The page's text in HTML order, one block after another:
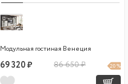
Модульная гостиная Венеция
69 320 ₽ 86 650 ₽ 20 %